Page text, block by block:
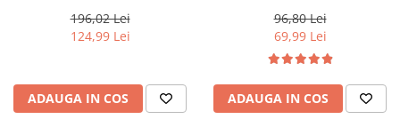
196,02 Lei
124,99 Lei
ADAUGA IN COS
96,80 Lei
69,99 Lei
ADAUGA IN COS